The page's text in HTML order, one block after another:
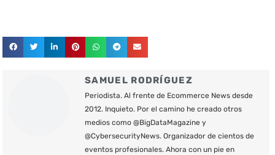
SAMUEL RODRÍGUEZ
Periodista. Al frente de Ecommerce News desde
2012. Inquieto. Por el camino he creado otros
medios como @BigDataMagazine y
@CybersecurityNews. Organizador de cientos de
eventos profesionales. Ahora con un pie en